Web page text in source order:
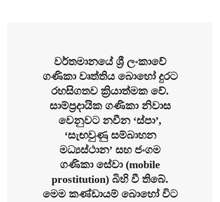
වර්තමානයේ ශ්‍රී ලංකාවේ
ගණිකා වෘත්තිය බොහෝ දුරට
රහසිගතව ක්‍රියාත්මක වේ.
සාම්ප්‍රදායික ගණිකා නිවාස
වෙනුවට නවීන ‘ස්පා’,
‘සැඟවුණු සම්බාහන
මධ්‍යස්ථාන’ සහ ජංගම
ගණිකා සේවා (mobile
prostitution) බිහි වී තිබේ.
මෙම කණ්ඩායම් බොහෝ විට